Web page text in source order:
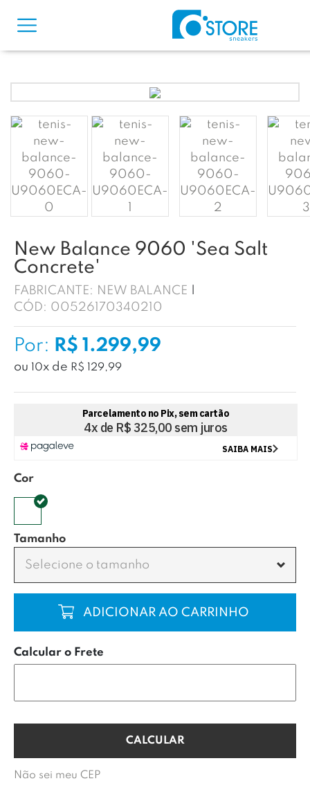
New Balance 9060 'Sea Salt
Concrete'
FABRICANTE: NEW BALANCE
CÓD: 00526170340210
Por: R$ 1.299,99
ou 10x de R$ 129,99
Cor
Tamanho
Selecione o tamanho
COMPRAR
Calcular o Frete
Não sei meu CEP